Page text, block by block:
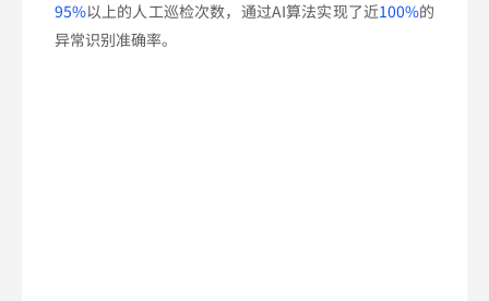
95%以上的人工巡检次数，通过AI算法实现了近100%的
异常识别准确率。